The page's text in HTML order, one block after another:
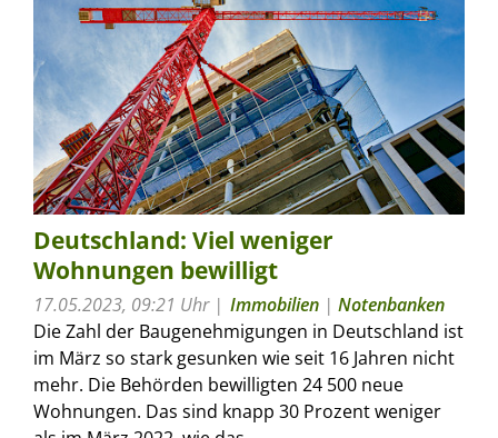
Deutschland: Viel weniger
Wohnungen bewilligt
17.05.2023, 09:21 Uhr Immobilien | Notenbanken
Die Zahl der Baugenehmigungen in Deutschland ist
im März so stark gesunken wie seit 16 Jahren nicht
mehr. Die Behörden bewilligten 24 500 neue
Wohnungen. Das sind knapp 30 Prozent weniger